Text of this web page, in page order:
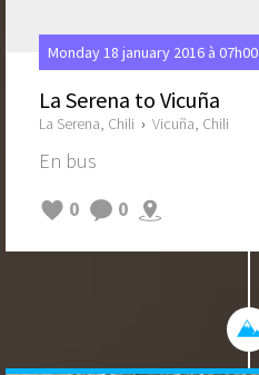
Monday 18 january 2016 à 07h00
La Serena to Vicuña
La Serena, Chili › Vicuña, Chili
En bus
0
0